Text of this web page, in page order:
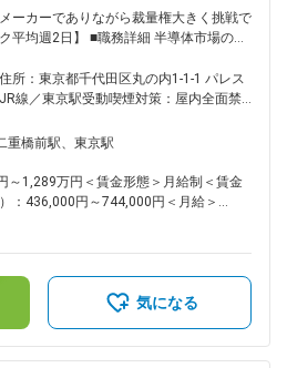
プに所属しながらグローバルマーケティ
を遂行します。 ・明るく風通しの良い
が活きてきます。 ・外勤（展示会・客
ア圏を中心とした出張やグローバル会議
張の可能性もあります。 ◆就業環境
繁に発生（国内外） ・テレワーク：週
１～2回 ・残業：20時間以内 変更の範囲：会社の定める職務
ーカーでありながら裁量権大きく挑戦で
務詳細 半導体市場の課
びつけ、新たな事業の種を形にしていく
な業務＞ （1） パートナー連携 顧客
メーカー等）・大学・コンソーシアムな
相手が求めるものを引き出しながら協業
署と連携して提案を具体化します。部門
は抵抗に対しても角度を変えて粘り強く
カルが何を持っているか分からない」前
術資産から何が刺さるかを考え、組み立
技術交流会等イベントの企画・運営・
パートナーに当社グループの技術を紹
フォローアップ（サンプル提供・技術検
所：東京都千代田区丸の内1-1-1 パレス
線／東京駅受動喫煙対策：屋内全面禁
定める事業所（リモートワーク含む）
重橋前駅、東京駅
～1,289万円＜賃金形態＞月給制＜賃金
：436,000円～744,000円＜月給＞
する可能性があります。月給(月額)は固
す。
気になる